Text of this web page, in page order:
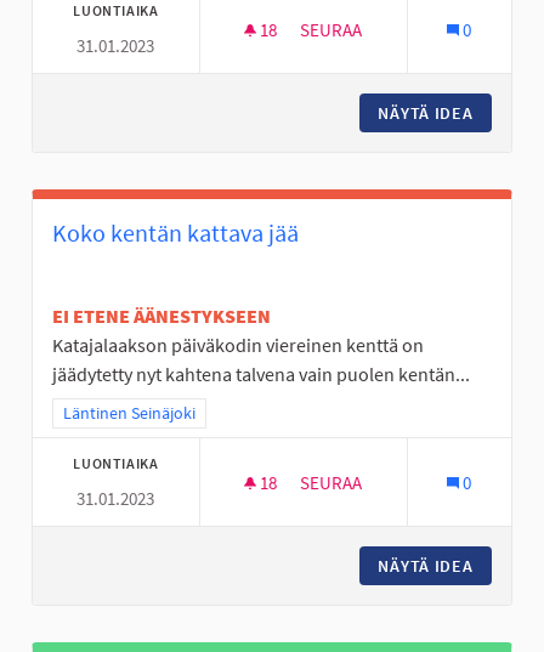
LUONTIAIKA
31.01.2023
18 18 SEURAAJAA
SEURAA 0
NÄYTÄ IDEA
Koko kentän kattava jää
EI ETENE ÄÄNESTYKSEEN
Katajalaakson päiväkodin viereinen kenttä on
jäädytetty nyt kahtena talvena vain puolen kentän...
Rajaa tulokset teeman mukaan: Läntinen Seinäjoki
Läntinen Seinäjoki
LUONTIAIKA
31.01.2023
18 18 SEURAAJAA
SEURAA 0
NÄYTÄ IDEA